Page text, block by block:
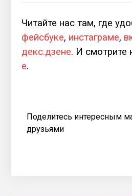
Читайте нас там, где
фейсбуке, инстаграме,
декс.дзене. И смотрите
е.
Поделитесь интересным
друзьями